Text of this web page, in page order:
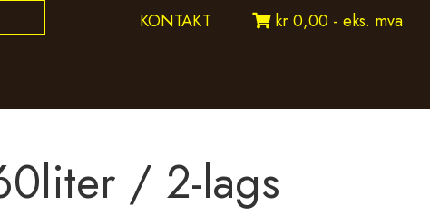
KONTAKT kr 0,00 - eks. mva
/ 2-lags